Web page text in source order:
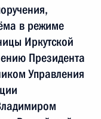
в режиме
Иркутской
Президента
Управления